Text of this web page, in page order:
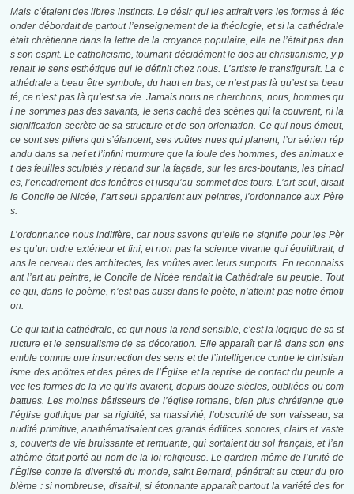
Mais c’étaient des libres instincts. Le désir qui les attirait vers les formes à féc
onder débordait de partout l’enseignement de la théologie, et si la cathédrale
était chrétienne dans la lettre de la croyance populaire, elle ne l’était pas dan
s son esprit. Le catholicisme, tournant décidément le dos au christianisme, y p
renait le sens esthétique qui le définit chez nous. L’artiste le transfigurait. La c
athédrale a beau être symbole, du haut en bas, ce n’est pas là qu’est sa beau
té, ce n’est pas là qu’est sa vie. Jamais nous ne cherchons, nous, hommes qu
i ne sommes pas des savants, le sens caché des scènes qui la couvrent, ni la
signification secrète de sa structure et de son orientation. Ce qui nous émeut,
ce sont ses piliers qui s’élancent, ses voûtes nues qui planent, l’or aérien rép
andu dans sa nef et l’infini murmure que la foule des hommes, des animaux e
t des feuilles sculptés y répand sur la façade, sur les arcs-boutants, les pinacl
es, l’encadrement des fenêtres et jusqu’au sommet des tours. L’art seul, disait
le Concile de Nicée, l’art seul appartient aux peintres, l’ordonnance aux Père
s.
L’ordonnance nous indiffère, car nous savons qu’elle ne signifie pour les Pèr
es qu’un ordre extérieur et fini, et non pas la science vivante qui équilibrait, d
ans le cerveau des architectes, les voûtes avec leurs supports. En reconnaiss
ant l’art au peintre, le Concile de Nicée rendait la Cathédrale au peuple. Tout
ce qui, dans le poème, n’est pas aussi dans le poète, n’atteint pas notre émoti
on.
Ce qui fait la cathédrale, ce qui nous la rend sensible, c’est la logique de sa st
ructure et le sensualisme de sa décoration. Elle apparaît par là dans son ens
emble comme une insurrection des sens et de l’intelligence contre le christian
isme des apôtres et des pères de l’Église et la reprise de contact du peuple a
vec les formes de la vie qu’ils avaient, depuis douze siècles, oubliées ou com
battues. Les moines bâtisseurs de l’église romane, bien plus chrétienne que
l’église gothique par sa rigidité, sa massivité, l’obscurité de son vaisseau, sa
nudité primitive, anathématisaient ces grands édifices sonores, clairs et vaste
s, couverts de vie bruissante et remuante, qui sortaient du sol français, et l’an
athème était porté au nom de la loi religieuse. Le gardien même de l’unité de
l’Église contre la diversité du monde, saint Bernard, pénétrait au cœur du pro
blème : si nombreuse, disait-il, si étonnante apparaît partout la variété des for